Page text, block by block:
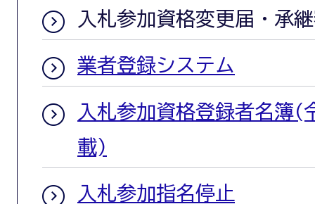
入札参加資格変更届・承
業者登録システム
入札参加資格登録者名簿(
載)
入札参加指名停止